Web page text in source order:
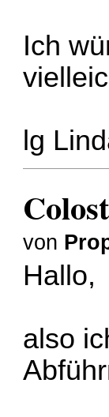
Ich
lg
von
Hallo,
also